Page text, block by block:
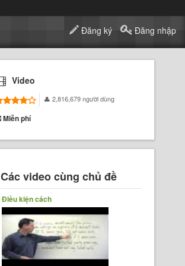
Đăng ký Đăng nhập
Video
2,816,679 người dùng
Miễn phí
Các video cùng chủ đề
Điều kiện cách